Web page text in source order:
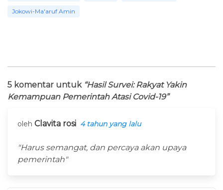
Jokowi-Ma'aruf Amin
5 komentar untuk “Hasil Survei: Rakyat Yakin
Kemampuan Pemerintah Atasi Covid-19”
oleh Clavita rosi 4 tahun yang lalu
"Harus semangat, dan percaya akan upaya
pemerintah"